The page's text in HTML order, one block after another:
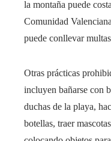
la montaña puede
Comunidad
puede conllevar
Otras prácticas
incluyen bañarse con
duchas de la playa,
botellas, traer